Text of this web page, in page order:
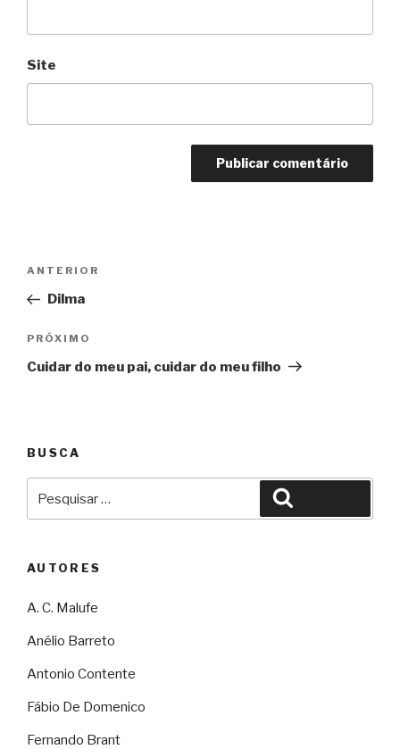
Site
Post
Anterior
ANTERIOR
Dilma
Próximo
PRÓXIMO
Cuidar do meu pai, cuidar do meu filho
BUSCA
por:
AUTORES
A. C. Malufe
Anélio Barreto
Antonio Contente
Fábio De Domenico
Fernando Brant